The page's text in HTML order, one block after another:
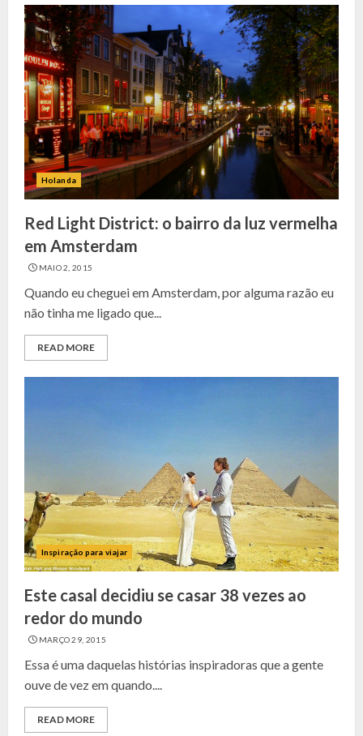
Holanda
Red Light District: o bairro da luz vermelha
em Amsterdam
MAIO 2, 2015
Quando eu cheguei em Amsterdam, por alguma razão eu
não tinha me ligado que...
READ MORE
Inspiração para viajar
Este casal decidiu se casar 38 vezes ao
redor do mundo
MARÇO 29, 2015
Essa é uma daquelas histórias inspiradoras que a gente
ouve de vez em quando....
READ MORE